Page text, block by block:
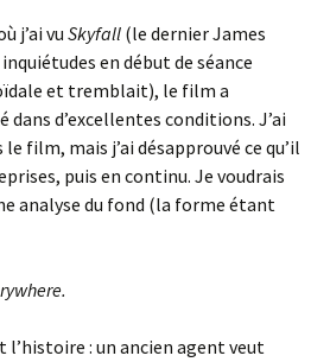
j’ai vu Skyfall (le dernier James
en début de séance
et tremblait), le film a
d’excellentes conditions. J’ai
film, mais j’ai désapprouvé ce qu’il
puis en continu. Je voudrais
analyse du fond (la forme étant
l’histoire : un ancien agent veut